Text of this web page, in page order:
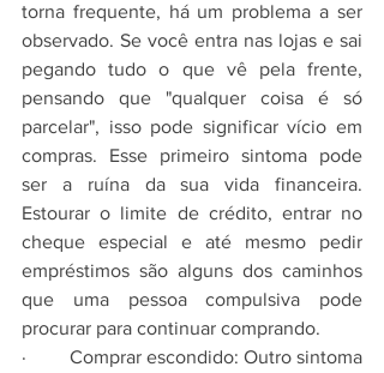
torna frequente, há um problema a ser
observado. Se você entra nas lojas e sai
pegando tudo o que vê pela frente,
pensando que "qualquer coisa é só
parcelar", isso pode significar vício em
compras. Esse primeiro sintoma pode
ser a ruína da sua vida financeira.
Estourar o limite de crédito, entrar no
cheque especial e até mesmo pedir
empréstimos são alguns dos caminhos
que uma pessoa compulsiva pode
procurar para continuar comprando.
·         Comprar escondido: Outro sintoma